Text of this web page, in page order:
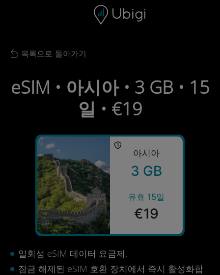
내비게이션 바 하단
Back to list
목록으로 돌아가기
eSIM • 아시아 • 3 GB • 15
일 • €19
아시아
3 GB
유효 15일
€19
일회성 eSIM 데이터 요금제.
잠금 해제된 eSIM 호환 장치에서 즉시 활성화합